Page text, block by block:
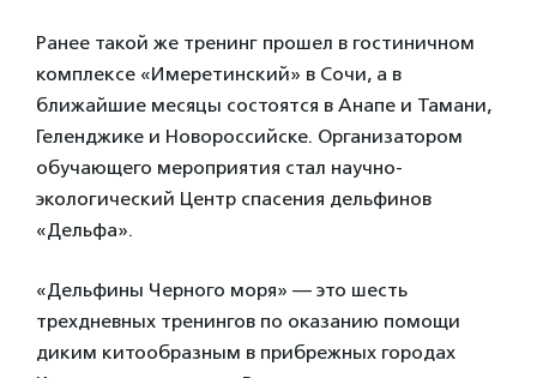
Ранее такой же тренинг прошел в гостиничном
комплексе «Имеретинский» в Сочи, а в
ближайшие месяцы состоятся в Анапе и Тамани,
Геленджике и Новороссийске. Организатором
обучающего мероприятия стал научно-
экологический Центр спасения дельфинов
«Дельфа».
«Дельфины Черного моря» — это шесть
трехдневных тренингов по оказанию помощи
диким китообразным в прибрежных городах